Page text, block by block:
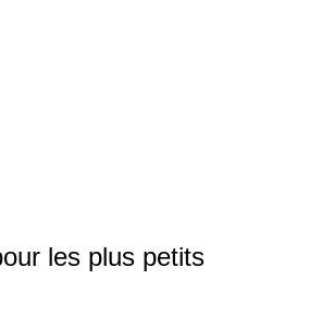
les plus petits